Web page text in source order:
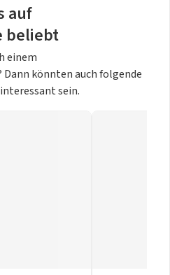
auf
beliebt
einem
Dann könnten auch folgende
sein.